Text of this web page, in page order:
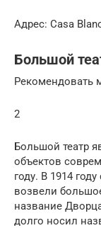
Адрес: Casa
Большой
Рекомендовать
2
Большой театр
объектов
году. В 1914
возвели
название
долго носил